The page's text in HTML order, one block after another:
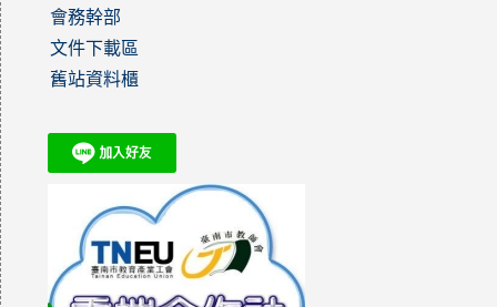
會務幹部
文件下載區
舊站資料櫃